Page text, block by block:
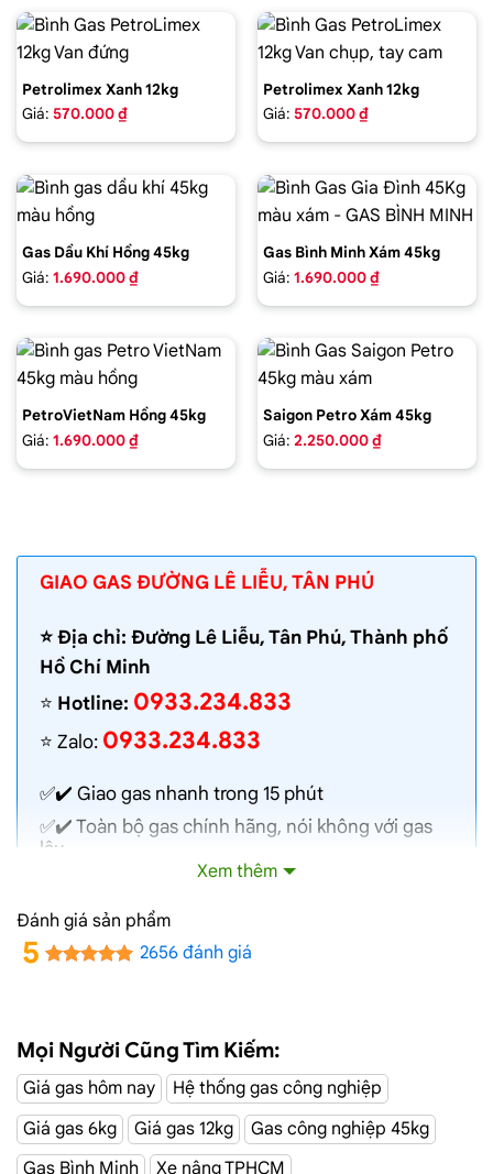
Petrolimex Xanh 12kg
Giá: 570.000 ₫
Petrolimex Xanh 12kg
Giá: 570.000 ₫
Gas Dầu Khí Hồng 45kg
Giá: 1.690.000 ₫
Gas Bình Minh Xám 45kg
Giá: 1.690.000 ₫
PetroVietNam Hồng 45kg
Giá: 1.690.000 ₫
Saigon Petro Xám 45kg
Giá: 2.250.000 ₫
GIAO GAS ĐƯỜNG LÊ LIỄU, TÂN PHÚ
⭐️ Địa chỉ: Đường Lê Liễu, Tân Phú, Thành phố
Hồ Chí Minh
⭐️ Hotline: 0933.234.833
⭐️ Zalo: 0933.234.833
✅✔️ Giao gas nhanh trong 15 phút
✅✔️ Toàn bộ gas chính hãng, nói không với gas
lậu
✅✔️ Gas đủ ký, chất lượng cao, bình gas được
✅✔️ Bán gas đúng giá niêm yết trên web
Giá gas cập nhật hàng ngày
Dịch Vụ Giao Gas Tận NơiĐường Lê Liễu,
Tân Phú
CÔNG TY TNHH MỘT THÀNH VIÊN DẦU KHÍ TP.HCM
Xem thêm
Đánh giá sản phẩm
5 2656 đánh giá
Mọi Người Cũng Tìm Kiếm:
Giá gas hôm nay
Hệ thống gas công nghiệp
Giá gas 6kg
Giá gas 12kg
Gas công nghiệp 45kg
Gas Bình Minh
Xe nâng TPHCM